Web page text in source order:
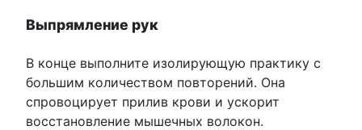
Выпрямление рук
В конце выполните изолирующую практику с
большим количеством повторений. Она
спровоцирует прилив крови и ускорит
восстановление мышечных волокон.